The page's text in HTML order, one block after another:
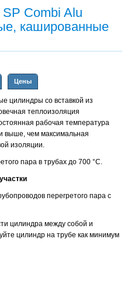
Combi Alu
кашированные
Цены
цилиндры со вставкой из
теплоизоляция
рабочая температура
выше, чем максимальная
изоляции.
пара в трубах до 700 °C.
перегретого пара с
цилиндра между собой и
цилиндр на трубе как минимум